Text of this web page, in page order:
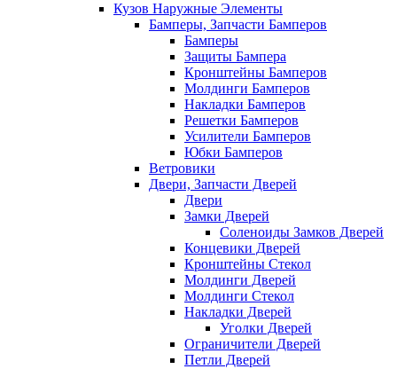
Кузов Наружные Элементы
Бамперы, Запчасти Бамперов
Бамперы
Защиты Бампера
Кронштейны Бамперов
Молдинги Бамперов
Накладки Бамперов
Решетки Бамперов
Усилители Бамперов
Юбки Бамперов
Ветровики
Двери, Запчасти Дверей
Двери
Замки Дверей
Соленоиды Замков Дверей
Концевики Дверей
Кронштейны Стекол
Молдинги Дверей
Молдинги Стекол
Накладки Дверей
Уголки Дверей
Ограничители Дверей
Петли Дверей